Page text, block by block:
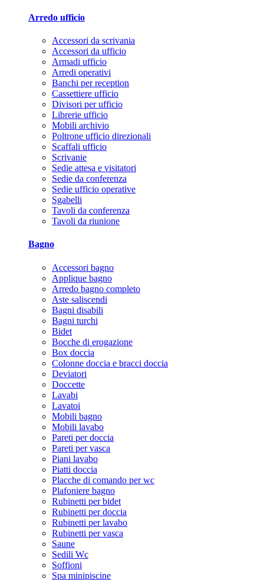
Arredo ufficio
Accessori da scrivania
Accessori da ufficio
Armadi ufficio
Arredi operativi
Banchi per reception
Cassettiere ufficio
Divisori per ufficio
Librerie ufficio
Mobili archivio
Poltrone ufficio direzionali
Scaffali ufficio
Scrivanie
Sedie attesa e visitatori
Sedie da conferenza
Sedie ufficio operative
Sgabelli
Tavoli da conferenza
Tavoli da riunione
Bagno
Accessori bagno
Applique bagno
Arredo bagno completo
Aste saliscendi
Bagni disabili
Bagni turchi
Bidet
Bocche di erogazione
Box doccia
Colonne doccia e bracci doccia
Deviatori
Doccette
Lavabi
Lavatoi
Mobili bagno
Mobili lavabo
Pareti per doccia
Pareti per vasca
Piani lavabo
Piatti doccia
Placche di comando per wc
Plafoniere bagno
Rubinetti per bidet
Rubinetti per doccia
Rubinetti per lavabo
Rubinetti per vasca
Saune
Sedili Wc
Soffioni
Spa minipiscine